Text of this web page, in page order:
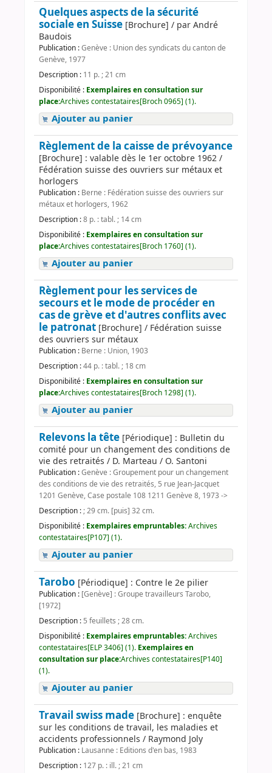
Quelques aspects de la sécurité
sociale en Suisse [Brochure] / par André
Baudois
Publication :Genève : Union des syndicats du canton de
Genève, 1977
Description : 11 p. ; 21 cm
Disponibilité : Exemplaires en consultation sur
place:Archives contestataires[Broch 0965] (1).
Ajouter au panier
Règlement de la caisse de prévoyance
[Brochure] : valable dès le 1er octobre 1962 /
Fédération suisse des ouvriers sur métaux et
horlogers
Publication : Berne : Fédération suisse des ouvriers sur
métaux et horlogers, 1962
Description :8 p. : tabl. ; 14 cm
Disponibilité : Exemplaires en consultation sur
place:Archives contestataires[Broch 1760] (1).
Ajouter au panier
Règlement pour les services de
secours et le mode de procéder en
cas de grève et d'autres conflits avec
le patronat [Brochure] / Fédération suisse
des ouvriers sur métaux
Publication : Berne : Union, 1903
Description :44 p. : tabl. ; 18 cm
Disponibilité : Exemplaires en consultation sur
place:Archives contestataires[Broch 1298] (1).
Ajouter au panier
Relevons la tête [Périodique] : Bulletin du
comité pour un changement des conditions de
vie des retraités / D. Marteau / O. Santoni
Publication :Genève : Groupement pour un changement
des conditions de vie des retraités, 5 rue Jean-Jacquet
1201 Genève, Case postale 108 1211 Genève 8, 1973 ->
Description :; 29 cm. [puis] 32 cm.
Disponibilité : Exemplaires empruntables:Archives
contestataires[P107] (1).
Ajouter au panier
Tarobo [Périodique] : Contre le 2e pilier
Publication : [Genève] : Groupe travailleurs Tarobo,
[1972]
Description : 5 feuillets ; 28 cm.
Disponibilité : Exemplaires empruntables:Archives
contestataires[ELP 3406] (1). Exemplaires en
consultation sur place:Archives contestataires[P140]
(1).
Ajouter au panier
Travail swiss made [Brochure] : enquête
sur les conditions de travail, les maladies et
accidents professionnels / Raymond Joly
Publication : Lausanne : Editions d'en bas, 1983
Description : 127 p. : ill. ; 21 cm